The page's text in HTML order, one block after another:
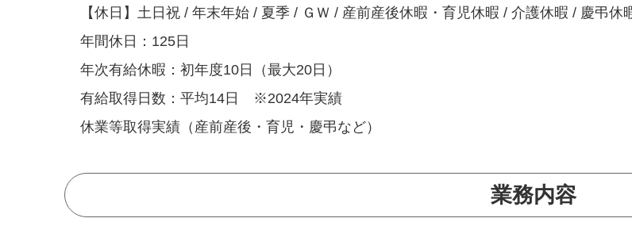
【休日】土日祝 / 年末年始 / 夏季 / ＧＷ / 産前産後休暇・育児休暇 / 介護休暇 / 慶弔
年間休日：125日
年次有給休暇：初年度10日（最大20日）
有給取得日数：平均14日 ※2024年実績
休業等取得実績（産前産後・育児・慶弔など）
業務内容